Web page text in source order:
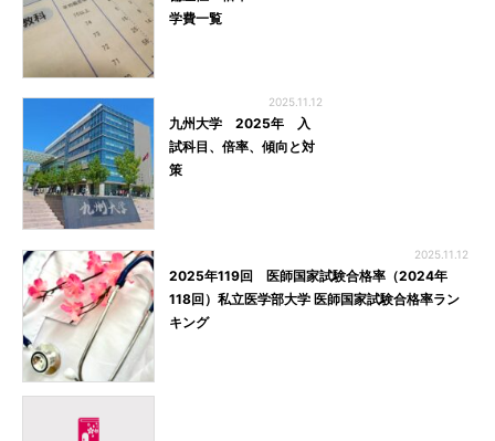
学費一覧
2025.11.12
九州大学 2025年 入
試科目、倍率、傾向と対
策
2025.11.12
2025年119回 医師国家試験合格率（2024年
118回）私立医学部大学 医師国家試験合格率ラン
キング